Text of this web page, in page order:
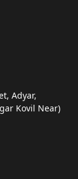
Adyar,
Kovil Near)